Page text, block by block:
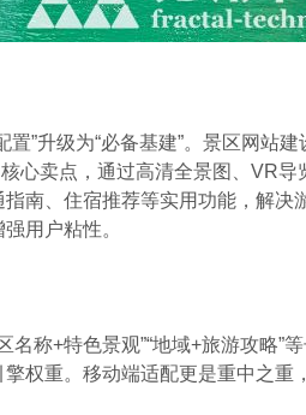
”升级为“必备基建”。景区网站建
心卖点，通过高清全景图、VR
南、住宿推荐等实用功能，解决
用户粘性。
称+特色景观”“地域+旅游攻略”
权重。移动端适配更是重中之重